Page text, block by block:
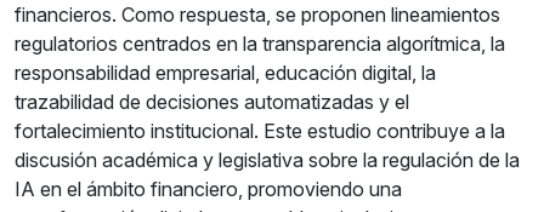
financieros. Como respuesta, se proponen lineamientos
regulatorios centrados en la transparencia algorítmica, la
responsabilidad empresarial, educación digital, la
trazabilidad de decisiones automatizadas y el
fortalecimiento institucional. Este estudio contribuye a la
discusión académica y legislativa sobre la regulación de la
IA en el ámbito financiero, promoviendo una